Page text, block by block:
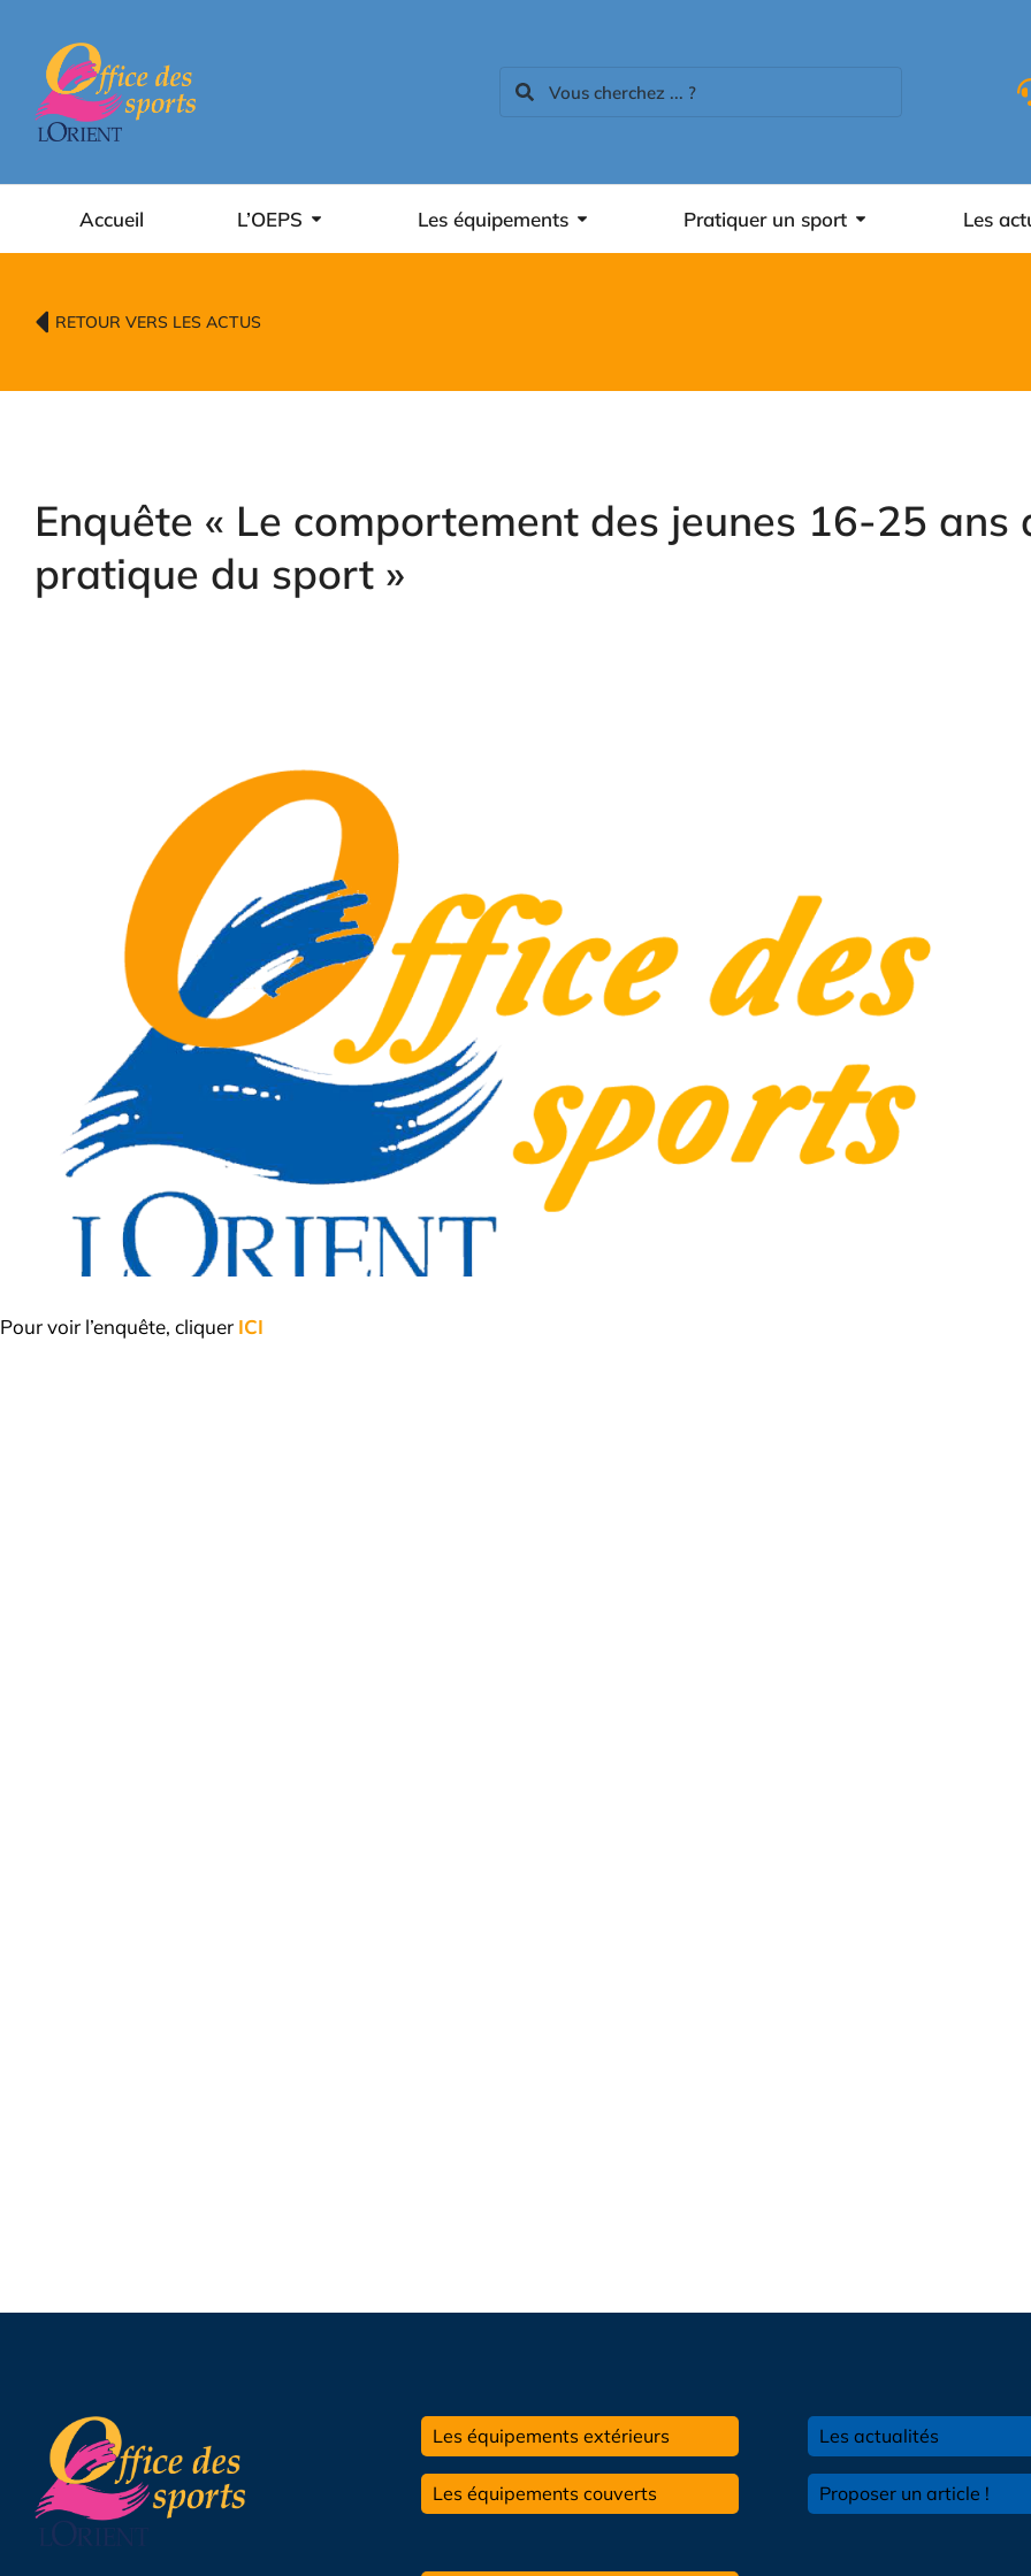
Accueil L’OEPS Les équipements Pratiquer un sport Les
RETOUR VERS LES ACTUS
Enquête « Le comportement des jeunes 16-25 ans
pratique du sport »
Pour voir l’enquête, cliquer ICI
Les équipements extérieurs
Les équipements couverts
Les actualités
Proposer un article !